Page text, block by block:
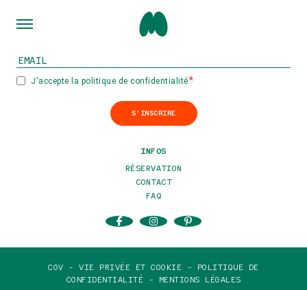
INSCRIVEZ-VOUS À NOTRE NEWSLETTER
J'accepte la politique de confidentialité
S'INSCRIRE
INFOS
RÉSERVATION
CONTACT
FAQ
CGV - VIE PRIVÉE ET COOKIE -
POLITIQUE DE
CONFIDENTIALITÉ -
MENTIONS LÉGALES